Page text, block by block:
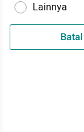
Lainnya
Batal